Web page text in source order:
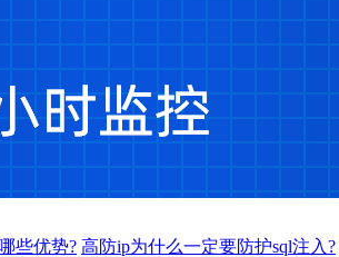
些优势? 高防ip为什么一定要防护sql注入?